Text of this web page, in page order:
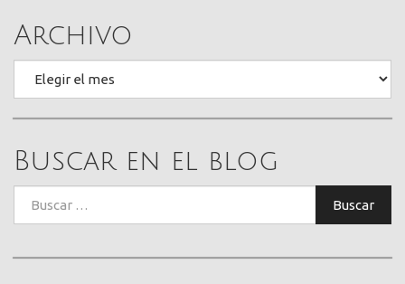
Archivo
Buscar en el blog
Buscar